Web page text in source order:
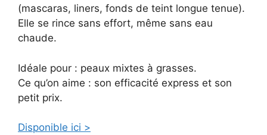
(mascaras, liners, fonds de teint longue tenue).
Elle se rince sans effort, même sans eau
chaude.
Idéale pour : peaux mixtes à grasses.
Ce qu’on aime : son efficacité express et son
petit prix.
Disponible ici >